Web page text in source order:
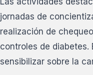
jornadas de
realización de
controles de diabetes.
sensibilizar sobre la